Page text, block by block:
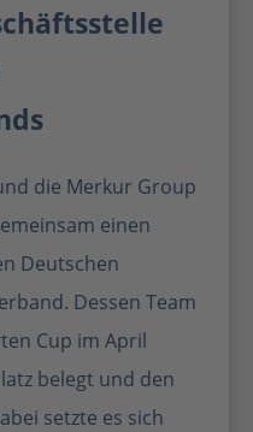
die Merkur Group
einen
Deutschen
Dessen Team
Cup im April
belegt und den
setzte es sich